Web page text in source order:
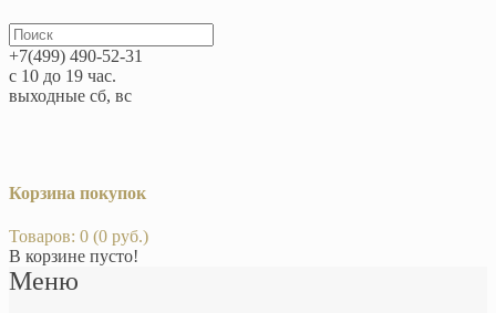
+7(499) 490-52-31
с 10 до 19 час.
выходные сб, вс
Корзина покупок
Товаров: 0 (0 руб.)
В корзине пусто!
Меню